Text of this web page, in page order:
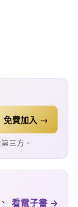
免費加入 →
三方。
看電子書 →